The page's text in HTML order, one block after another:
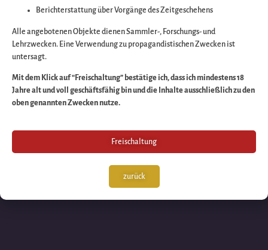
Wir arbeiten an
großartigen Sache
schauen Sie bald
wieder vorbei!
Berichterstattung über Vorgänge des Zeitgeschehens
Alle angebotenen Objekte dienen Sammler-, Forschungs- und
Lehrzwecken. Eine Verwendung zu propagandistischen Zwecken ist
untersagt.
Mit dem Klick auf “Freischaltung” bestätige ich, dass ich mindestens 18
Jahre alt und voll geschäftsfähig bin und die Inhalte ausschließlich zu den
oben genannten Zwecken nutze.
Freischaltung
zurück